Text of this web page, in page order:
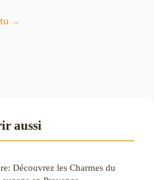
→
aussi
Découvrez les Charmes du